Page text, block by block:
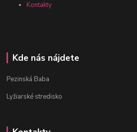
Kontakty
Kde nás nájdete
Pezinská Baba
Lyžiarské stredisko